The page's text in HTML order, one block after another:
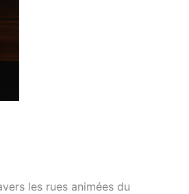
les rues animées du